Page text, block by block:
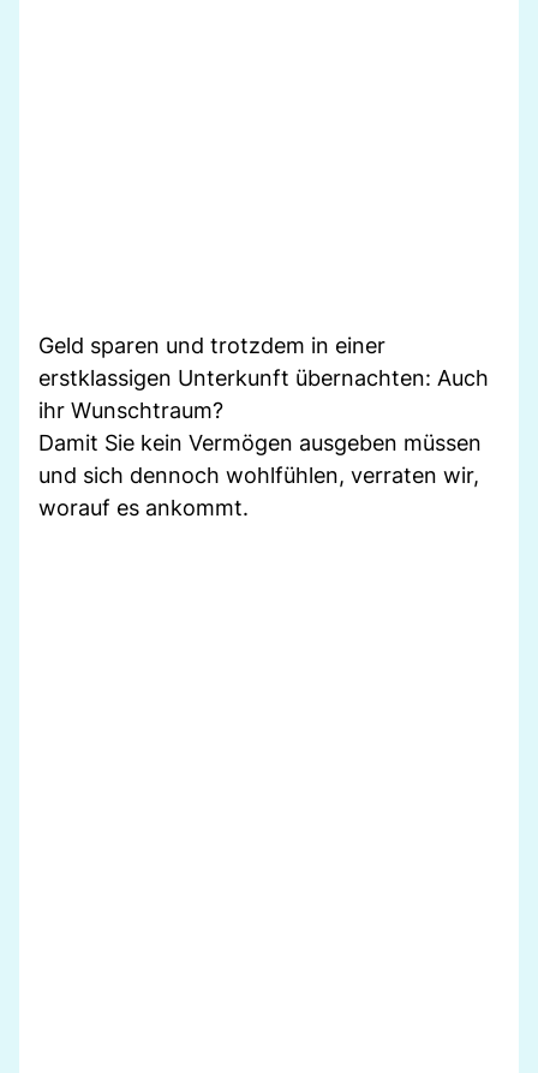
Geld sparen und trotzdem in einer
erstklassigen Unterkunft übernachten: Auch
ihr Wunschtraum?
Damit Sie kein Vermögen ausgeben müssen
und sich dennoch wohlfühlen, verraten wir,
worauf es ankommt.